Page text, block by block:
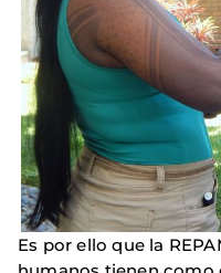
Es por ello que la